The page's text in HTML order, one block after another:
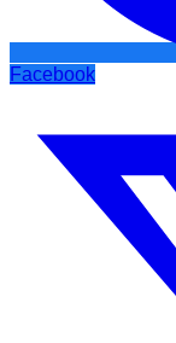
Facebook